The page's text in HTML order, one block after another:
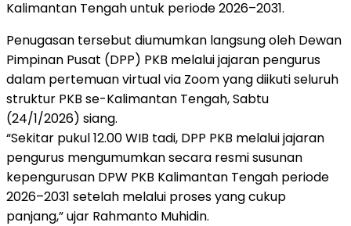
Kalimantan Tengah untuk periode 2026–2031.
Penugasan tersebut diumumkan langsung oleh Dewan
Pimpinan Pusat (DPP) PKB melalui jajaran pengurus
dalam pertemuan virtual via Zoom yang diikuti seluruh
struktur PKB se-Kalimantan Tengah, Sabtu
(24/1/2026) siang.
“Sekitar pukul 12.00 WIB tadi, DPP PKB melalui jajaran
pengurus mengumumkan secara resmi susunan
kepengurusan DPW PKB Kalimantan Tengah periode
2026–2031 setelah melalui proses yang cukup
panjang,” ujar Rahmanto Muhidin.